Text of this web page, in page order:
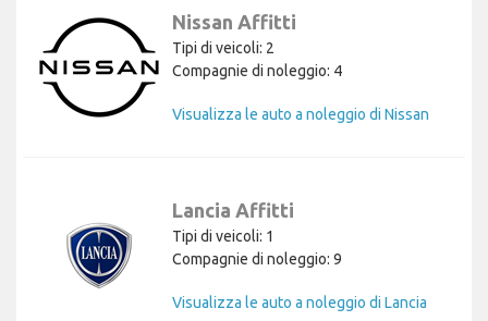
Nissan Affitti
Tipi di veicoli: 2
Compagnie di noleggio: 4
Visualizza le auto a noleggio di Nissan
Lancia Affitti
Tipi di veicoli: 1
Compagnie di noleggio: 9
Visualizza le auto a noleggio di Lancia